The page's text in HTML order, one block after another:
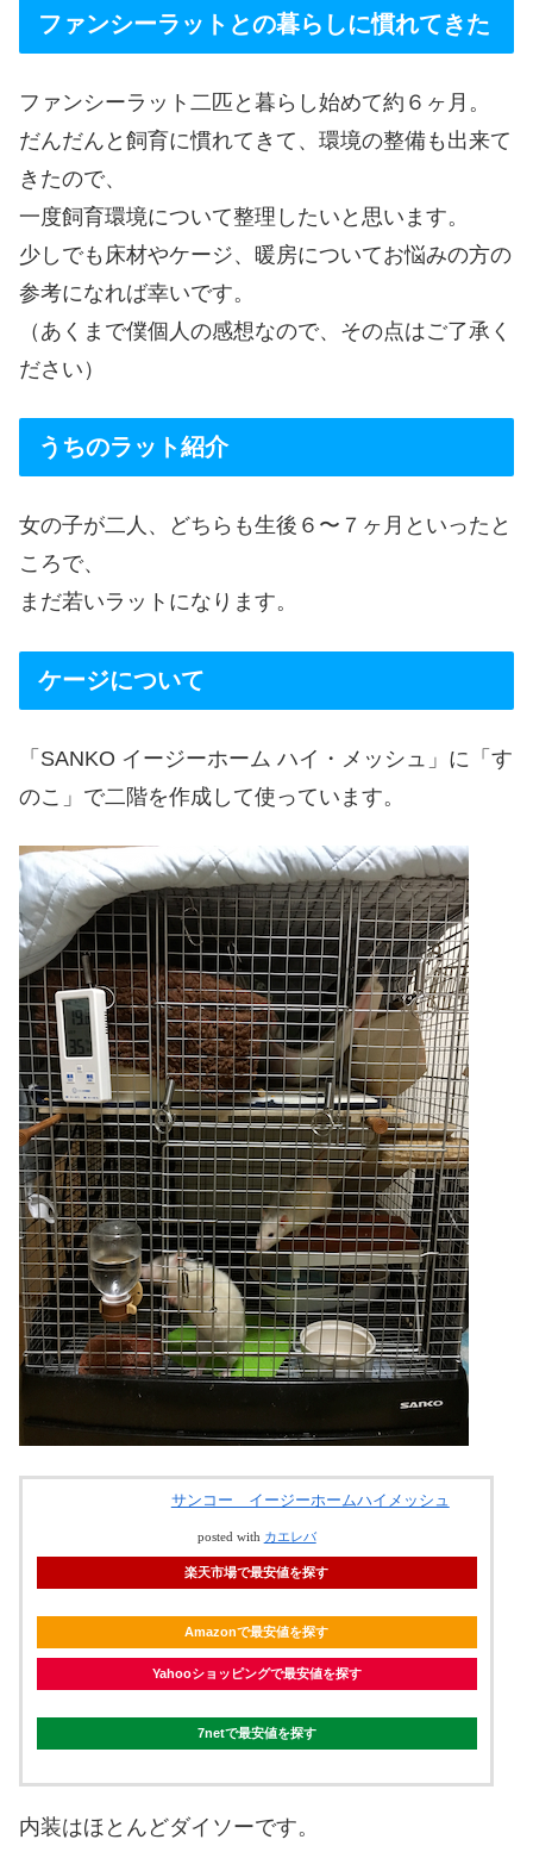
ファンシーラットとの暮らしに慣れてきた
ファンシーラット二匹と暮らし始めて約６ヶ月。
だんだんと飼育に慣れてきて、環境の整備も出来て
きたので、
一度飼育環境について整理したいと思います。
少しでも床材やケージ、暖房についてお悩みの方の
参考になれば幸いです。
（あくまで僕個人の感想なので、その点はご了承く
ださい）
うちのラット紹介
女の子が二人、どちらも生後６〜７ヶ月といったと
ころで、
まだ若いラットになります。
ケージについて
「SANKO イージーホーム ハイ・メッシュ」に「す
のこ」で二階を作成して使っています。
サンコー イージーホームハイメッシュ
posted with カエレバ
楽天市場で最安値を探す
Amazonで最安値を探す
Yahooショッピングで最安値を探す
7netで最安値を探す
内装はほとんどダイソーです。